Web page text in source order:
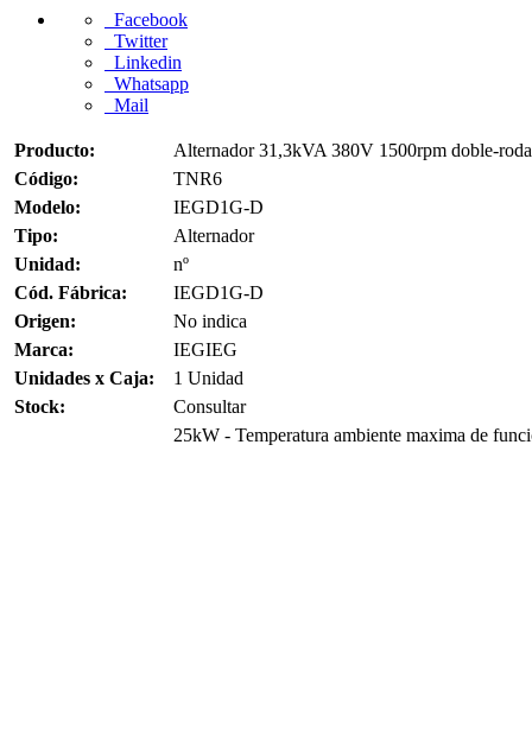
Facebook
Twitter
Linkedin
Whatsapp
Mail
Producto:
Alternador 31,3kVA 380V 1500rpm doble-
Código:
TNR6
Modelo:
IEGD1G-D
Tipo:
Alternador
Unidad:
nº
Cód. Fábrica:
IEGD1G-D
Origen:
No indica
Marca:
IEGIEG
Unidades x Caja:
1 Unidad
Stock:
Consultar
25kW - Temperatura ambiente maxima de